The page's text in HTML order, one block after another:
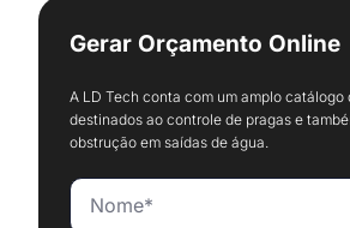
Gerar Orçamento Online
A LD Tech conta com um amplo catálogo
destinados ao controle de pragas e
obstrução em saídas de água.